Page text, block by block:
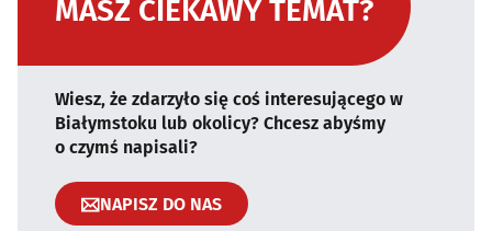
MASZ CIEKAWY TEMAT?
Wiesz, że zdarzyło się coś interesującego w
Białymstoku lub okolicy? Chcesz abyśmy
o czymś napisali?
NAPISZ DO NAS